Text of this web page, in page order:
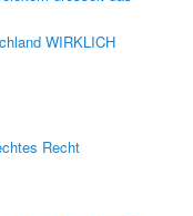
WIRKLICH
Recht